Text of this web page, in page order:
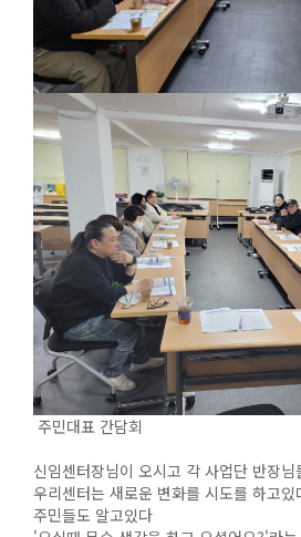
주민대표 간담회
신임센터장님이 오시고 각 사업단 반장
우리센터는 새로운 변화를 시도를 하고있
주민들도 알고있다